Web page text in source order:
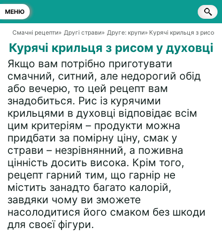
МЕНЮ
Смачні рецепти» Другі страви» Друге: крупи» Курячі крильця з рисом
Курячі крильця з рисом у духовці
Якщо вам потрібно приготувати
смачний, ситний, але недорогий обід
або вечерю, то цей рецепт вам
знадобиться. Рис із курячими
крильцями в духовці відповідає всім
цим критеріям – продукти можна
придбати за помірну ціну, смак у
страви – незрівнянний, а поживна
цінність досить висока. Крім того,
рецепт гарний тим, що гарнір не
містить занадто багато калорій,
завдяки чому ви зможете
насолодитися його смаком без шкоди
для своєї фігури.